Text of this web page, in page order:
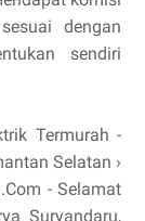
dengan
sendiri
Termurah -
Selatan ›
- Selamat
Suryandaru,